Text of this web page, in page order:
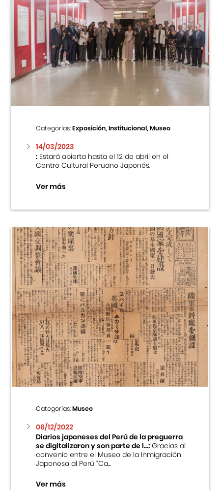
Categorías:Exposición, Institucional, Museo
14/03/2023
:Estará abierta hasta el 12 de abril en el
Centro Cultural Peruano Japonés.
Ver más
Categorías:Museo
06/12/2022
Diarios japoneses del Perú de la preguerra
se digitalizaron y son parte de l...:Gracias al
convenio entre el Museo de la Inmigración
Japonesa al Perú “Ca...
Ver más